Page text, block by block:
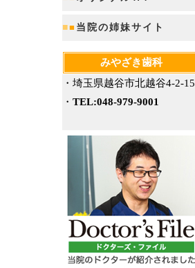
■■ 当院の姉妹サイト
みやざき歯科
・埼玉県越谷市北越谷4-2-15
・ TEL:048-979-9001